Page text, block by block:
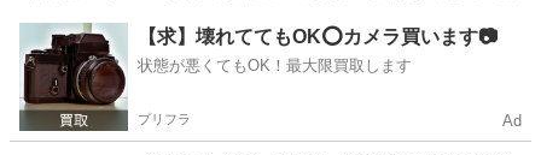
千葉 千葉市 事務 未経験
【求】壊れててもOK⭕️カメラ買います📷
状態が悪くてもOK！最大限買取します
プリフラ Ad